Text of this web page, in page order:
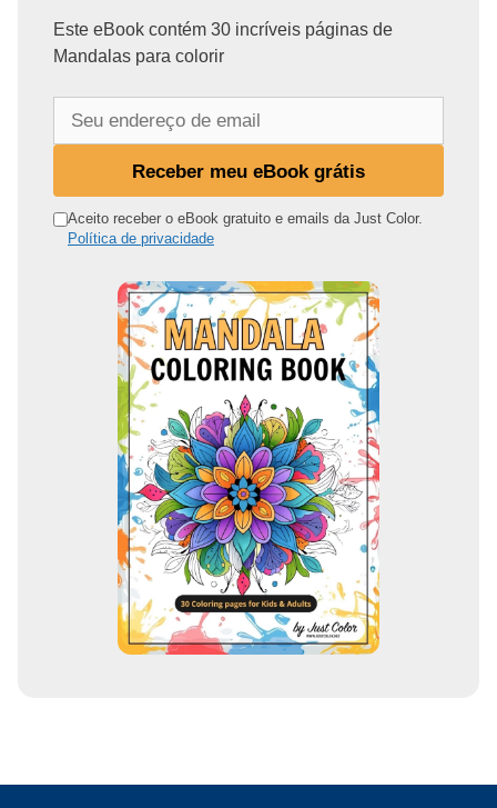
Este eBook contém 30 incríveis páginas de
Mandalas para colorir
n
Receber meu eBook grátis
Aceito receber o eBook gratuito e emails da Just Color.
Política de privacidade